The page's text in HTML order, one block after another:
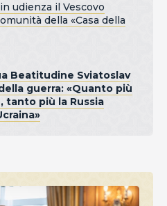
udienza il Vescovo
della «Casa della
Beatitudine Sviatoslav
guerra: «Quanto più
tanto più la Russia